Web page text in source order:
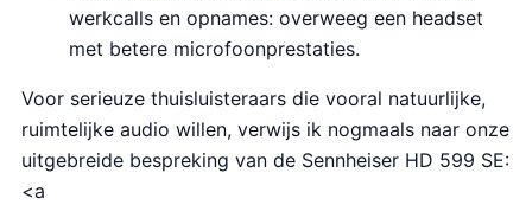
werkcalls en opnames: overweeg een headset
met betere microfoonprestaties.
Voor serieuze thuisluisteraars die vooral natuurlijke,
ruimtelijke audio willen, verwijs ik nogmaals naar onze
uitgebreide bespreking van de Sennheiser HD 599 SE:
<a